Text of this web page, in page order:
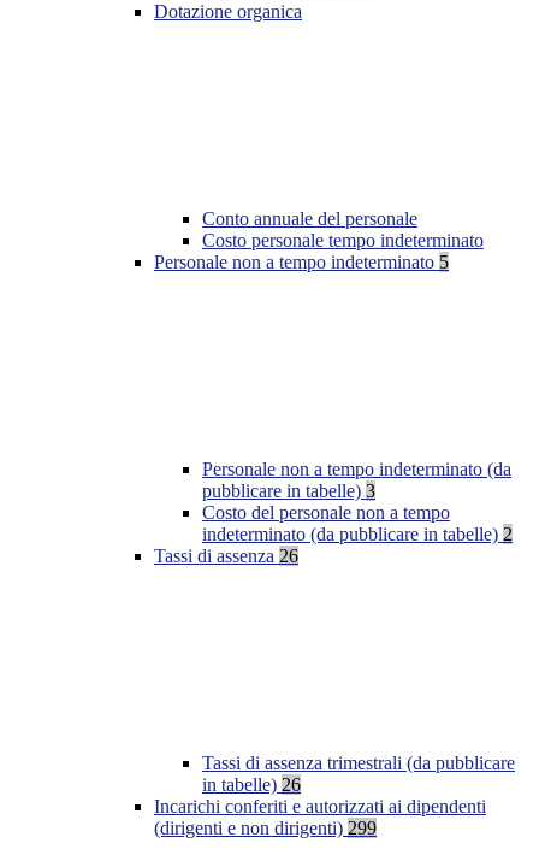
Dotazione organica
Conto annuale del personale
Costo personale tempo indeterminato
Personale non a tempo indeterminato 5
Personale non a tempo indeterminato (da
pubblicare in tabelle) 3
Costo del personale non a tempo
indeterminato (da pubblicare in tabelle) 2
Tassi di assenza 26
Tassi di assenza trimestrali (da pubblicare
in tabelle) 26
Incarichi conferiti e autorizzati ai dipendenti
(dirigenti e non dirigenti) 299